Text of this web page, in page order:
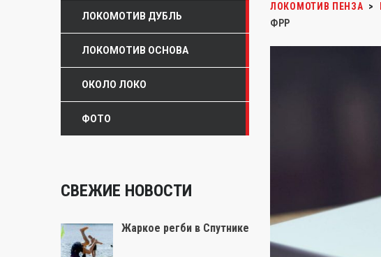
ЛОКОМОТИВ ПЕНЗА >
ФРР
ЛОКОМОТИВ ДУБЛЬ
ЛОКОМОТИВ ОСНОВА
ОКОЛО ЛОКО
ФОТО
СВЕЖИЕ НОВОСТИ
Жаркое регби в Спутнике